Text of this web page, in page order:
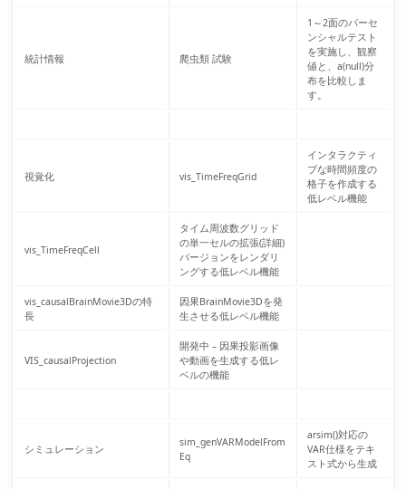
統計情報 爬虫類 試験
1～2面のパーセ
ンシャルテスト
を実施し、観察
値と、a(null)分
布を比較しま
す。
視覚化 vis_TimeFreqGrid
インタラクティ
ブな時間頻度の
格子を作成する
低レベル機能
vis_TimeFreqCell
タイム周波数グリッド
の単一セルの拡張(詳細)
バージョンをレンダリ
ングする低レベル機能
vis_causalBrainMovie3Dの特
長
因果BrainMovie3Dを発
生させる低レベル機能
VIS_causalProjection
開発中 – 因果投影画像
や動画を生成する低レ
ベルの機能
シミュレーション
sim_genVARModelFrom
Eq
arsim()対応の
VAR仕様をテキ
スト式から生成